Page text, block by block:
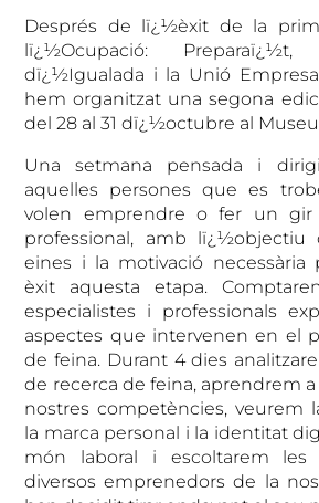
Després de lï¿½èxit de la
lï¿½Ocupació: Preparaï¿½t,
dï¿½Igualada i la Unió
hem organitzat una segona
del 28 al 31 dï¿½octubre al
Una setmana pensada i
aquelles persones que es
volen emprendre o fer un gir
professional, amb lï¿½objectiu
eines i la motivació necessària
èxit aquesta etapa.
especialistes i professionals
aspectes que intervenen en el
de feina. Durant 4 dies
de recerca de feina, aprendrem
nostres competències, veurem
la marca personal i la identitat
món laboral i escoltarem les
diversos emprenedors de la